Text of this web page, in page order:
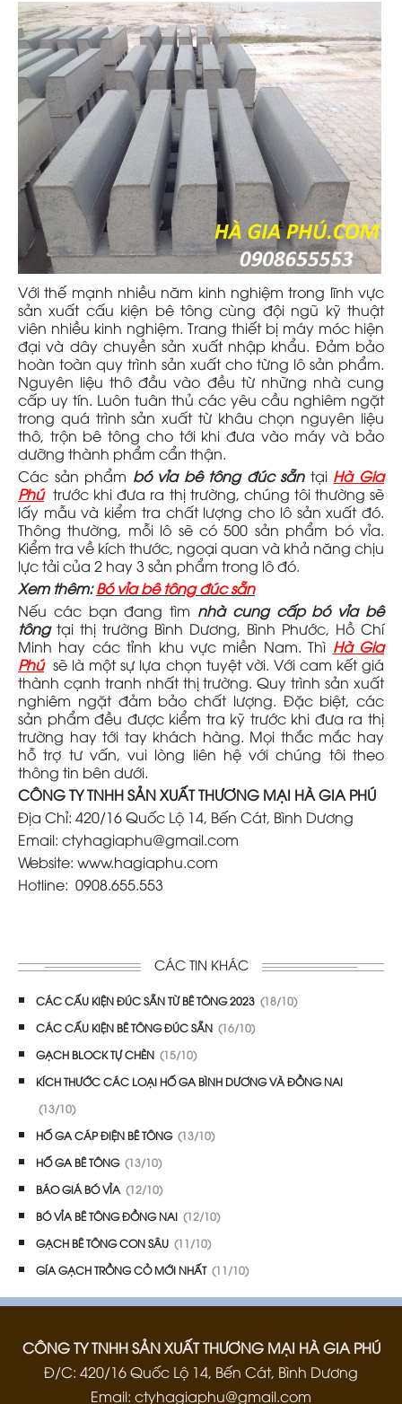
Với thế mạnh nhiều năm kinh nghiệm trong lĩnh vực
sản xuất cấu kiện bê tông cùng đội ngũ kỹ thuật
viên nhiều kinh nghiệm. Trang thiết bị máy móc hiện
đại và dây chuyền sản xuất nhập khẩu. Đảm bảo
hoàn toàn quy trình sản xuất cho từng lô sản phẩm.
Nguyên liệu thô đầu vào đều từ những nhà cung
cấp uy tín. Luôn tuân thủ các yêu cầu nghiêm ngặt
trong quá trình sản xuất từ khâu chọn nguyên liệu
thô, trộn bê tông cho tới khi đưa vào máy và bảo
dưỡng thành phẩm cẩn thận.
Các sản phẩm bó vỉa bê tông đúc sẵntại Hà Gia
Phú trước khi đưa ra thị trường, chúng tôi thường sẽ
lấy mẫu và kiểm tra chất lượng cho lô sản xuất đó.
Thông thường, mỗi lô sẽ có 500 sản phẩm bó vỉa.
Kiểm tra về kích thước, ngoại quan và khả năng chịu
lực tải của 2 hay 3 sản phẩm trong lô đó.
Xem thêm:Bó vỉa bê tông đúc sẵn
Nếu các bạn đang tìm nhà cung cấp bó vỉa bê
tôngtại thị trường Bình Dương, Bình Phước, Hồ Chí
Minh hay các tỉnh khu vực miền Nam. Thì Hà Gia
Phú sẽ là một sự lựa chọn tuyệt vời. Với cam kết giá
thành cạnh tranh nhất thị trường. Quy trình sản xuất
nghiêm ngặt đảm bảo chất lượng. Đặc biệt, các
sản phẩm đều được kiểm tra kỹ trước khi đưa ra thị
trường hay tới tay khách hàng. Mọi thắc mắc hay
hỗ trợ tư vấn, vui lòng liên hệ với chúng tôi theo
thông tin bên dưới.
CÔNG TY TNHH SẢN XUẤT THƯƠNG MẠI HÀ GIA PHÚ
Địa Chỉ: 420/16 Quốc Lộ 14, Bến Cát, Bình Dương
Email: ctyhagiaphu@gmail.com
Website: www.hagiaphu.com
Hotline: 0908.655.553
CÁC TIN KHÁC
CÁC CẤU KIỆN ĐÚC SẴN TỪ BÊ TÔNG 2023 (18/10)
CÁC CẤU KIỆN BÊ TÔNG ĐÚC SẴN (16/10)
GẠCH BLOCK TỰ CHÈN (15/10)
KÍCH THƯỚC CÁC LOẠI HỐ GA BÌNH DƯƠNG VÀ ĐỒNG NAI
(13/10)
HỐ GA CÁP ĐIỆN BÊ TÔNG (13/10)
HỐ GA BÊ TÔNG (13/10)
BÁO GIÁ BÓ VỈA (12/10)
BÓ VỈA BÊ TÔNG ĐỒNG NAI (12/10)
GẠCH BÊ TÔNG CON SÂU (11/10)
GÍA GẠCH TRỒNG CỎ MỚI NHẤT (11/10)
CÔNG TY TNHH SẢN XUẤT THƯƠNG MẠI HÀ GIA PHÚ
Đ/C: 420/16 Quốc Lộ 14, Bến Cát, Bình Dương
Email: ctyhagiaphu@gmail.com